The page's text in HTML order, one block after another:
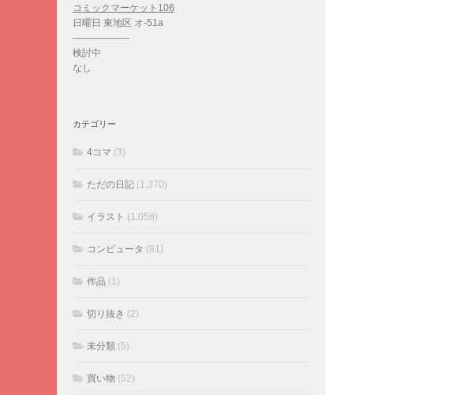
コミックマーケット106
日曜日 東地区 オ-51a
——————
検討中
なし
カテゴリー
4コマ (3)
ただの日記 (1,370)
イラスト (1,058)
コンピュータ (81)
作品 (1)
切り抜き (2)
未分類 (5)
買い物 (52)